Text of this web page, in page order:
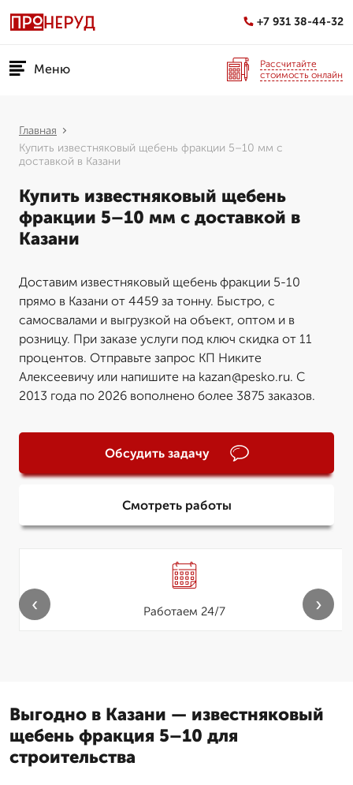
+7 931 38-44-32
Меню
Рассчитайте
стоимость онлайн
Главная
Купить известняковый щебень фракции 5–10 мм с
доставкой в Казани
Купить известняковый щебень
фракции 5–10 мм с доставкой в
Казани
Доставим известняковый щебень фракции 5-10
прямо в Казани от 4459 за тонну. Быстро, с
самосвалами и выгрузкой на объект, оптом и в
розницу. При заказе услуги под ключ скидка от 11
процентов. Отправьте запрос КП Никите
Алексеевичу или напишите на kazan@pesko.ru. С
2013 года по 2026 вополнено более 3875 заказов.
Обсудить задачу
Смотреть работы
Работаем 24/7
‹ ›
Выгодно в Казани — известняковый
щебень фракция 5–10 для
строительства